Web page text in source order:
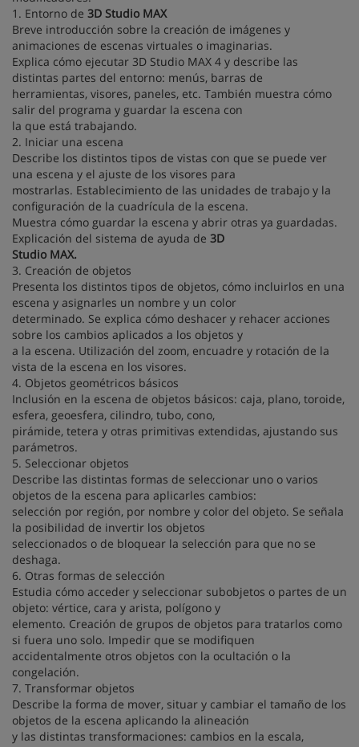
1. Entorno de 3D Studio MAX
Breve introducción sobre la creación de imágenes y
animaciones de escenas virtuales o imaginarias.
Explica cómo ejecutar 3D Studio MAX 4 y describe las
distintas partes del entorno: menús, barras de
herramientas, visores, paneles, etc. También muestra cómo
salir del programa y guardar la escena con
la que está trabajando.
2. Iniciar una escena
Describe los distintos tipos de vistas con que se puede ver
una escena y el ajuste de los visores para
mostrarlas. Establecimiento de las unidades de trabajo y la
configuración de la cuadrícula de la escena.
Muestra cómo guardar la escena y abrir otras ya guardadas.
Explicación del sistema de ayuda de 3D
Studio MAX.
3. Creación de objetos
Presenta los distintos tipos de objetos, cómo incluirlos en una
escena y asignarles un nombre y un color
determinado. Se explica cómo deshacer y rehacer acciones
sobre los cambios aplicados a los objetos y
a la escena. Utilización del zoom, encuadre y rotación de la
vista de la escena en los visores.
4. Objetos geométricos básicos
Inclusión en la escena de objetos básicos: caja, plano, toroide,
esfera, geoesfera, cilindro, tubo, cono,
pirámide, tetera y otras primitivas extendidas, ajustando sus
parámetros.
5. Seleccionar objetos
Describe las distintas formas de seleccionar uno o varios
objetos de la escena para aplicarles cambios:
selección por región, por nombre y color del objeto. Se señala
la posibilidad de invertir los objetos
seleccionados o de bloquear la selección para que no se
deshaga.
6. Otras formas de selección
Estudia cómo acceder y seleccionar subobjetos o partes de un
objeto: vértice, cara y arista, polígono y
elemento. Creación de grupos de objetos para tratarlos como
si fuera uno solo. Impedir que se modifiquen
accidentalmente otros objetos con la ocultación o la
congelación.
7. Transformar objetos
Describe la forma de mover, situar y cambiar el tamaño de los
objetos de la escena aplicando la alineación
y las distintas transformaciones: cambios en la escala,